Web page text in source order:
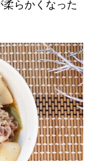
らかくなった